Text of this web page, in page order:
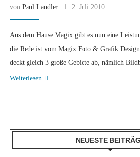
von Paul Landler 2. Juli 2010
Aus dem Hause Magix gibt es nun eine
die Rede ist vom Magix Foto & Grafik
deckt gleich 3 große Gebiete ab, nämlich
Weiterlesen
NEUESTE